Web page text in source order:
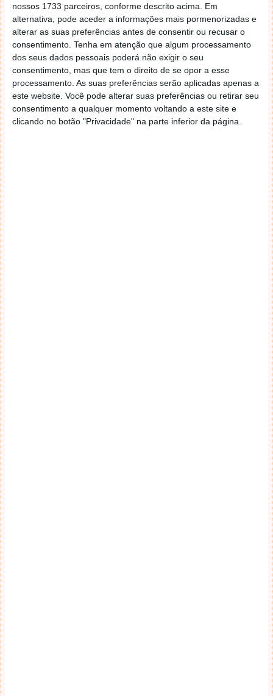
nossos 1733 parceiros, conforme descrito acima. Em
alternativa, pode aceder a informações mais pormenorizadas e
alterar as suas preferências antes de consentir ou recusar o
consentimento. Tenha em atenção que algum processamento
dos seus dados pessoais poderá não exigir o seu
consentimento, mas que tem o direito de se opor a esse
processamento. As suas preferências serão aplicadas apenas a
este website. Você pode alterar suas preferências ou retirar seu
consentimento a qualquer momento voltando a este site e
clicando no botão "Privacidade" na parte inferior da página.
Segundo a Klarna, os seus assistentes de IA,
disponíveis em 23 mercados, falam 35 idiomas e
melhoraram as comunicações "com as comunidades
locais de imigrantes e expatriados em todos os
nossos mercados". Mais do que isso, a empresa
afirma que, além de os chatbots serem equivalentes
aos agentes humanos em termos de satisfação do
cliente, também estão disponíveis 24 horas por dia,
sete dias por semana.